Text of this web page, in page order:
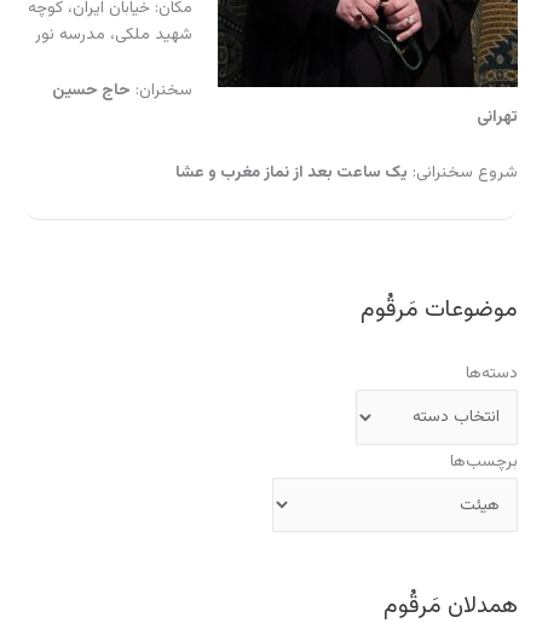
مکان: خیابان ایران، کوچه
شهید ملکی، مدرسه نور
سخنران: حاج حسین
تهرانی
شروع سخنرانی: یک ساعت بعد از نماز مغرب و عشا
موضوعات مَرقُوم
دسته‌ها
برچسب‌ها
همدلان مَرقُوم